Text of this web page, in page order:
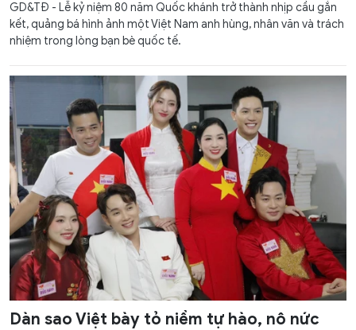
GD&TĐ - Lễ kỷ niệm 80 năm Quốc khánh trở thành nhịp cầu gắn
kết, quảng bá hình ảnh một Việt Nam anh hùng, nhân văn và trách
nhiệm trong lòng bạn bè quốc tế.
Dàn sao Việt bày tỏ niềm tự hào, nô nức